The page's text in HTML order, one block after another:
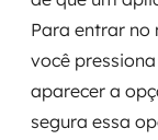
Para entrar no
você
aparecer a
segura essa